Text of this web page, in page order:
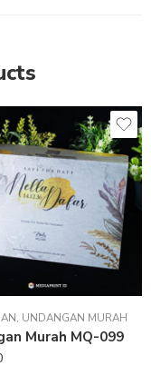
, UNDANGAN MURAH
Murah MQ-099